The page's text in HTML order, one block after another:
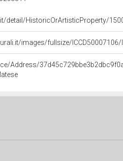
detail/HistoricOrArtisticProperty/
images/fullsize/ICCD50007106/
Address/